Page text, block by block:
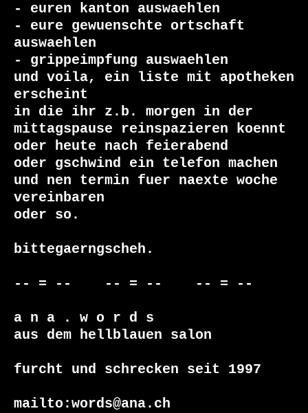
- euren kanton auswaehlen
- eure gewuenschte ortschaft
auswaehlen
- grippeimpfung auswaehlen
und voila, ein liste mit apotheken
erscheint
in die ihr z.b. morgen in der
mittagspause reinspazieren koennt
oder heute nach feierabend
oder gschwind ein telefon machen
und nen termin fuer naexte woche
vereinbaren
oder so.
bittegaerngscheh.
-- = --    -- = --    -- = --
a n a . w o r d s
aus dem hellblauen salon
furcht und schrecken seit 1997